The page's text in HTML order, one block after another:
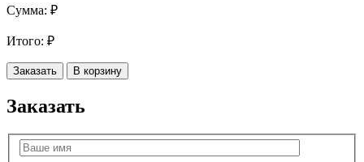
Сумма: ₽
Итого: ₽
Заказать В корзину
Заказать